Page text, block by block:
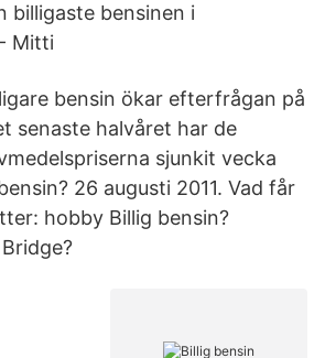
billigaste bensinen i
Mitti
bensin ökar efterfrågan på
senaste halvåret har de
sjunkit vecka
26 augusti 2011. Vad får
hobby Billig bensin​?